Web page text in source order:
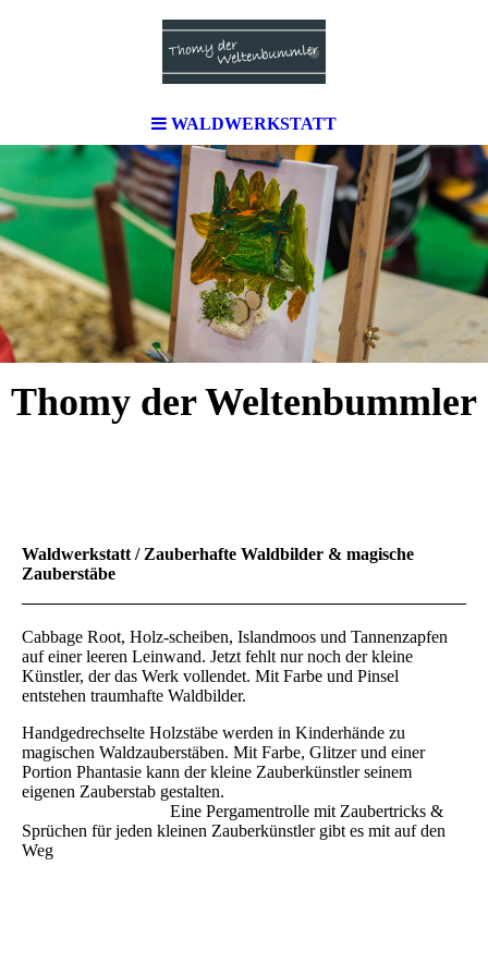
WALDWERKSTATT
Thomy der Weltenbummler
Waldwerkstatt / Zauberhafte Waldbilder & magische
Zauberstäbe
Cabbage Root, Holz-scheiben, Islandmoos und Tannenzapfen
auf einer leeren Leinwand. Jetzt fehlt nur noch der kleine
Künstler, der das Werk vollendet. Mit Farbe und Pinsel
entstehen traumhafte Waldbilder.
Handgedrechselte Holzstäbe werden in Kinderhände zu
magischen Waldzauberstäben. Mit Farbe, Glitzer und einer
Portion Phantasie kann der kleine Zauberkünstler seinem
eigenen Zauberstab gestalten.
Eine Pergamentrolle mit Zaubertricks &
Sprüchen für jeden kleinen Zauberkünstler gibt es mit auf den
Weg